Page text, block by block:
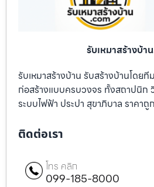
รับเหมาสร้างบ้า
รับเหมาสร้างบ้าน รับสร้างบ้านโดย
ก่อสร้างแบบครบวงจร ทั้งสถาปนิก
ระบบไฟฟ้า ประปา สุขาภิบาล ราคา
ติดต่อเรา
โทร คลิก
099-185-8000